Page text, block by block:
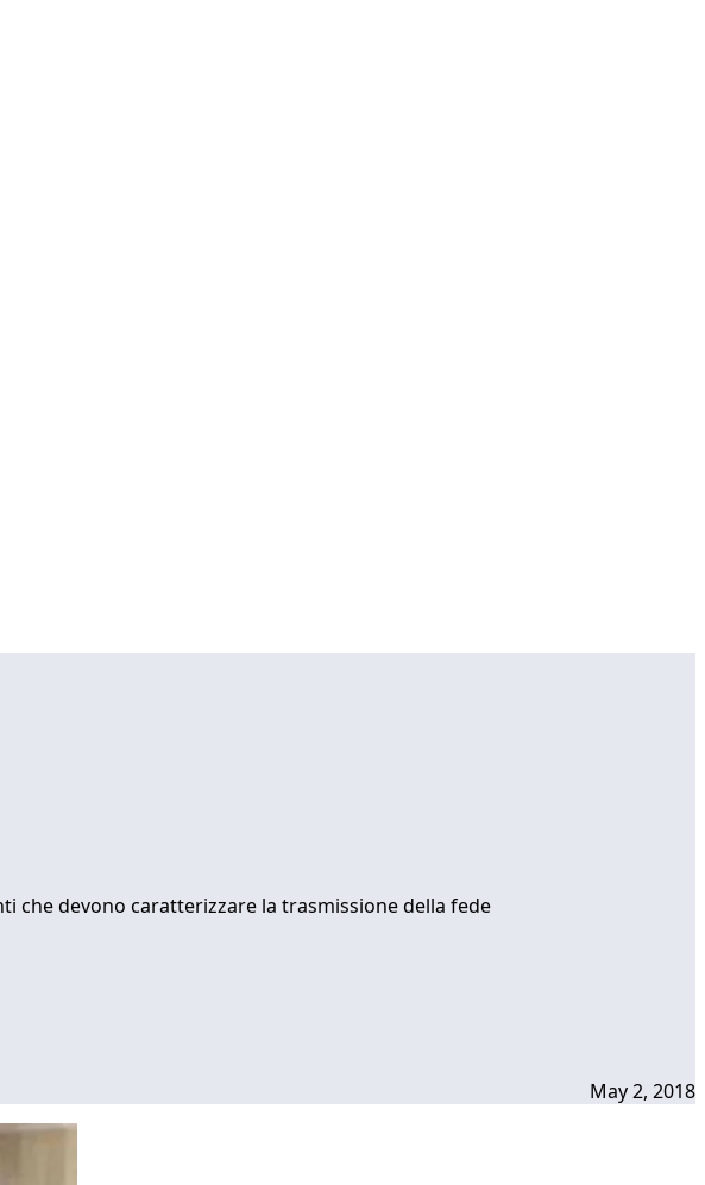
che devono caratterizzare la trasmissione della fede
May 2, 2018